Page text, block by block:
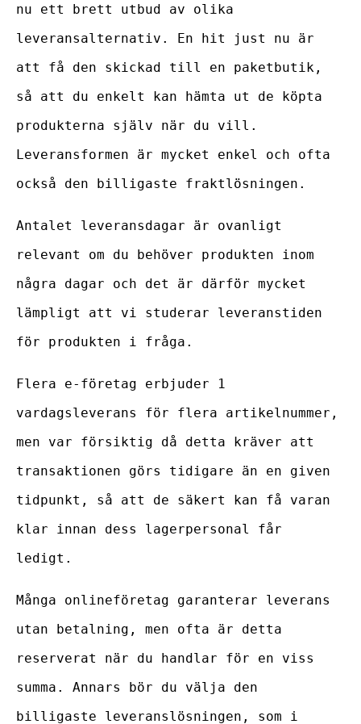
nu ett brett utbud av olika
leveransalternativ. En hit just nu är
att få den skickad till en paketbutik,
så att du enkelt kan hämta ut de köpta
produkterna själv när du vill.
Leveransformen är mycket enkel och ofta
också den billigaste fraktlösningen.
Antalet leveransdagar är ovanligt
relevant om du behöver produkten inom
några dagar och det är därför mycket
lämpligt att vi studerar leveranstiden
för produkten i fråga.
Flera e-företag erbjuder 1
vardagsleverans för flera artikelnummer,
men var försiktig då detta kräver att
transaktionen görs tidigare än en given
tidpunkt, så att de säkert kan få varan
klar innan dess lagerpersonal får
ledigt.
Många onlineföretag garanterar leverans
utan betalning, men ofta är detta
reserverat när du handlar för en viss
summa. Annars bör du välja den
billigaste leveranslösningen, som i